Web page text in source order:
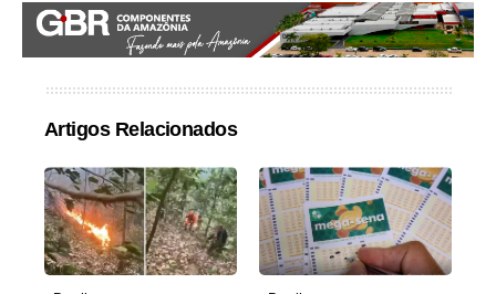
Artigos Relacionados